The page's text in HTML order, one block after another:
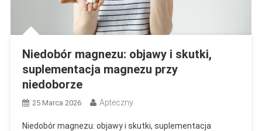
Niedobór magnezu: objawy i skutki,
suplementacja magnezu przy
niedoborze
25 Marca 2026 Apteczny
Niedobór magnezu: objawy i skutki, suplementacja